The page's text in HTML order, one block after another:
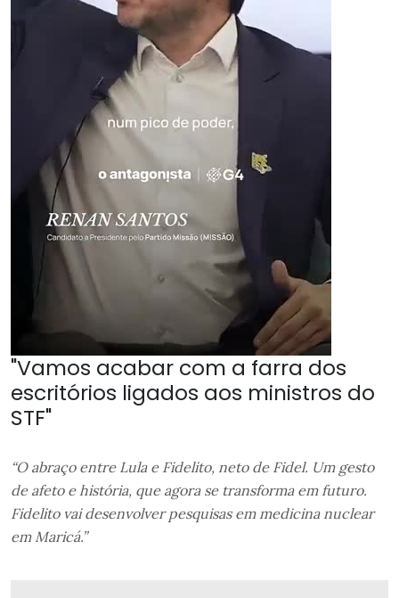
"Vamos acabar com a farra dos
escritórios ligados aos ministros do
STF"
“O abraço entre Lula e Fidelito, neto de Fidel. Um gesto
de afeto e história, que agora se transforma em futuro.
Fidelito vai desenvolver pesquisas em medicina nuclear
em Maricá.”